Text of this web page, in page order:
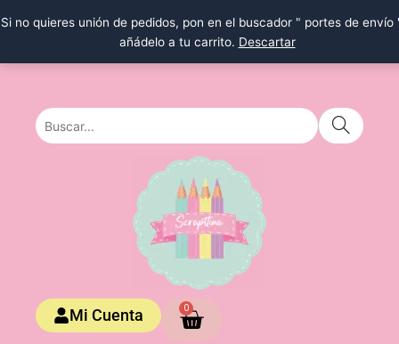
Si no quieres unión de pedidos, pon en el buscador " portes de envío
añádelo a tu carrito. Descartar
al
Mi Cuenta 0
Carrito